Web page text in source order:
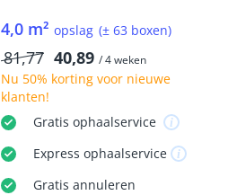
4,0 m² opslag (± 63 boxen)
81,77 40,89 / 4 weken
Nu 50% kortingvoor nieuwe
klanten!
Gratis ophaalservice
Express ophaalservice
Gratis annuleren